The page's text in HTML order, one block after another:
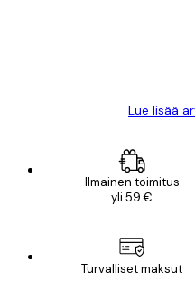
Lue lisää
Ilmainen toimitus
yli 59 €
Turvalliset maksut